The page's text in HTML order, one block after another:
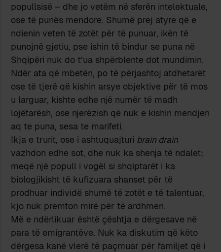
popullsisë – dhe jo vetëm në sferën intelektuale,
ose të punës mendore. Shumë prej atyre që e
ndienin veten të zotët për të punuar, ikën të
punojnë gjetiu, pse ishin të bindur se puna në
Shqipëri nuk do t’ua shpërblente dot mundimin.
Ndër ata që mbetën, po të përjashtoj atdhetarët
ose të tjerë që kishin arsye objektive për të mos
u larguar, kishte edhe një numër të madh
lojëtarësh, ose njerëzish që nuk e kishin mendjen
aq te puna, sesa te marifeti.
Ikja e trurit, ose i ashtuquajturi brain drain
vazhdon edhe sot, dhe nuk ka shenja të ndalet;
meqë një popull i vogël si shqiptarët i ka
biologjikisht të kufizuara shanset për të
prodhuar individë shumë të zotët e të talentuar,
kjo nuk premton mirë për të ardhmen.
Më e ndërlikuar është çështja e dërgesave në
para të emigrantëve. Nuk ka diskutim që këto
dërgesa kanë vlerë të paçmuar për familjet që i